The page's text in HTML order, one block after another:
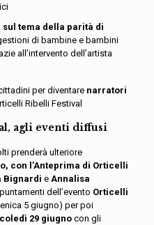
sul tema della parità di
di bambine e bambini
all’intervento dell’artista
per diventare narratori
Ribelli Festival
agli eventi diffusi
prenderà ulteriore
con l’Anteprima di Orticelli
Bignardi eAnnalisa
dell’evento Orticelli
5 giugno) per poi
29 giugnocon gli